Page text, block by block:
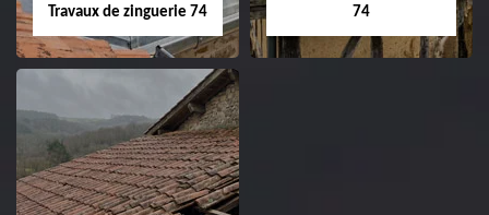
Travaux de zinguerie 74
74